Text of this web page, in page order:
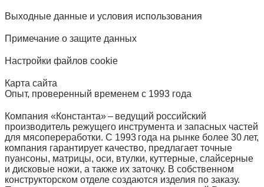
Выходные данные и условия использования
Примечание о защите данных
Настройки файлов cookie
Карта сайта
Опыт, проверенный временем с 1993 года
Компания «Константа» – ведущий российский
производитель режущего инструмента и запасных частей
для мясопереработки. С 1993 года на рынке более 30 лет,
компания гарантирует качество, предлагает точные
пуансоны, матрицы, оси, втулки, куттерные, слайсерные
и дисковые ножи, а также их заточку. В собственном
конструкторском отделе создаются изделия по заказу.